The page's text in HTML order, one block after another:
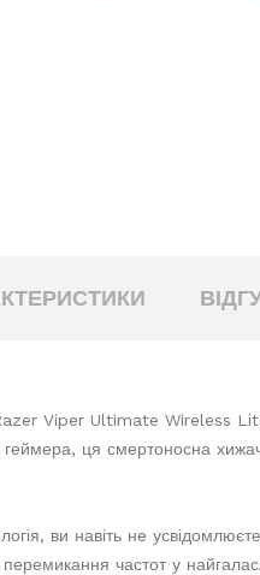
Viper Ultimate Wireless
ця смертоносна
ви навіть не
перемикання частот у